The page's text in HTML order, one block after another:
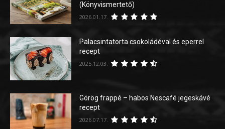
(Könyvismertető)
2026.01.17.
Palacsintatorta csokoládéval és eperrel
recept
2025.12.03.
Görög frappé – habos Nescafé jegeskávé
recept
2026.07.17.